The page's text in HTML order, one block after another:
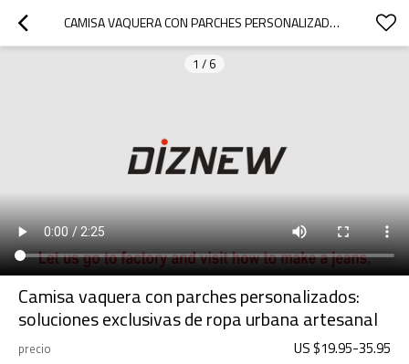
CAMISA VAQUERA CON PARCHES PERSONALIZADOS: SOLUCIONES EXCLUSIVAS DE ROPA URBANA ARTESANAL
1 / 6
Camisa vaquera con parches personalizados:
soluciones exclusivas de ropa urbana artesanal
precio US $19.95-35.95